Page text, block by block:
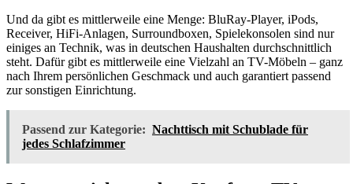
Und da gibt es mittlerweile eine Menge: BluRay-Player, iPods,
Receiver, HiFi-Anlagen, Surroundboxen, Spielekonsolen sind nur
einiges an Technik, was in deutschen Haushalten durchschnittlich
steht. Dafür gibt es mittlerweile eine Vielzahl an TV-Möbeln – ganz
nach Ihrem persönlichen Geschmack und auch garantiert passend
zur sonstigen Einrichtung.
Passend zur Kategorie: Nachttisch mit Schublade für
jedes Schlafzimmer